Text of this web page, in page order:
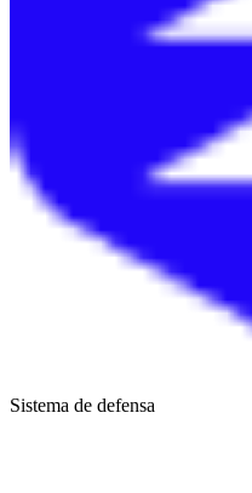
Sistema de defensa